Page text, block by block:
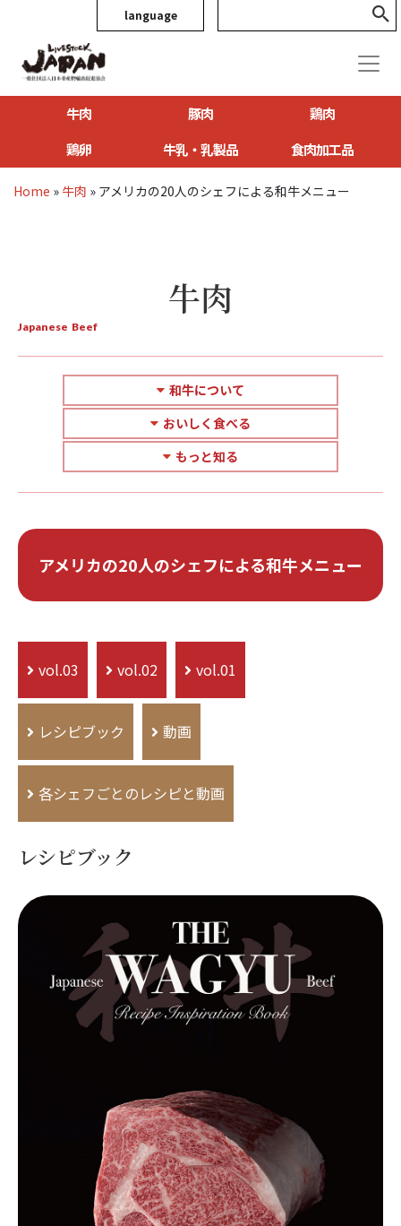
language
牛肉 豚肉
鶏肉
鶏卵
牛乳・乳製品 食肉加工品
Home » 牛肉 » アメリカの20人のシェフによる和牛メニュー
牛肉
Japanese Beef
和牛について
おいしく食べる
もっと知る
アメリカの20人のシェフによる和牛メニュー
vol.03 vol.02 vol.01
レシピブック 動画
各シェフごとのレシピと動画
レシピブック